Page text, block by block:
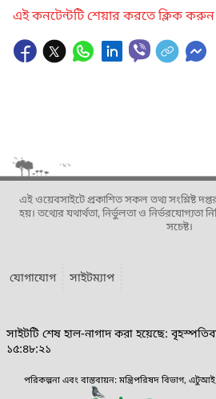
এই কনটেন্টটি শেয়ার করতে ক্লিক করুন
এই ওয়েবসাইটে প্রকাশিত সকল তথ্য সংশ্লিষ্ট
হয়। তথ্যের যথার্থতা, নির্ভুলতা ও নির্ভরযোগ্যতা
সচেষ্ট।
যোগাযোগ সাইটম্যাপ
সাইটটি শেষ হাল-নাগাদ করা হয়েছে:
১৫:৪৮:২১
পরিকল্পনা এবং বাস্তবায়ন: মন্ত্রিপরিষদ বিভাগ,